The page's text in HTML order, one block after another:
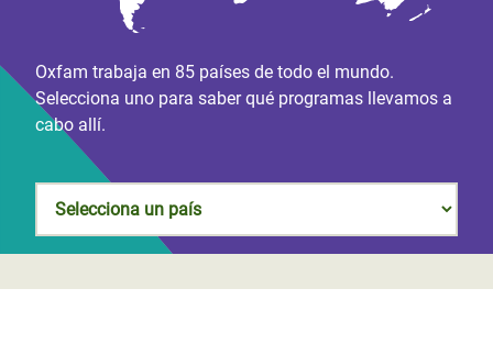
Oxfam trabaja en 85 países de todo el mundo.
Selecciona uno para saber qué programas llevamos a
cabo allí.